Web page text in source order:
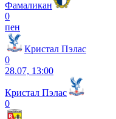
Фамаликан
0
пен
Кристал Пэлас
0
28.07, 13:00
Кристал Пэлас
0